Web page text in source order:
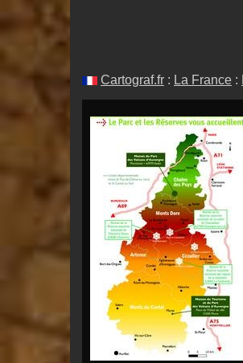
Cartograf.fr : La France :